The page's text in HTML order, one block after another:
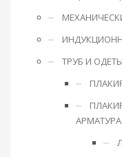
ТРУБ И
АРМАТУРА